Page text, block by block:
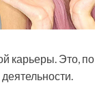
карьеры. Это, по